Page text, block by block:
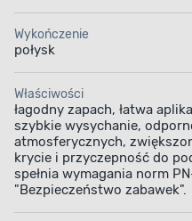
Wykończenie
połysk
Właściwości
łagodny zapach, łatwa
szybkie wysychanie,
atmosferycznych,
krycie i przyczepność do
spełnia wymagania norm
"Bezpieczeństwo zabawek".